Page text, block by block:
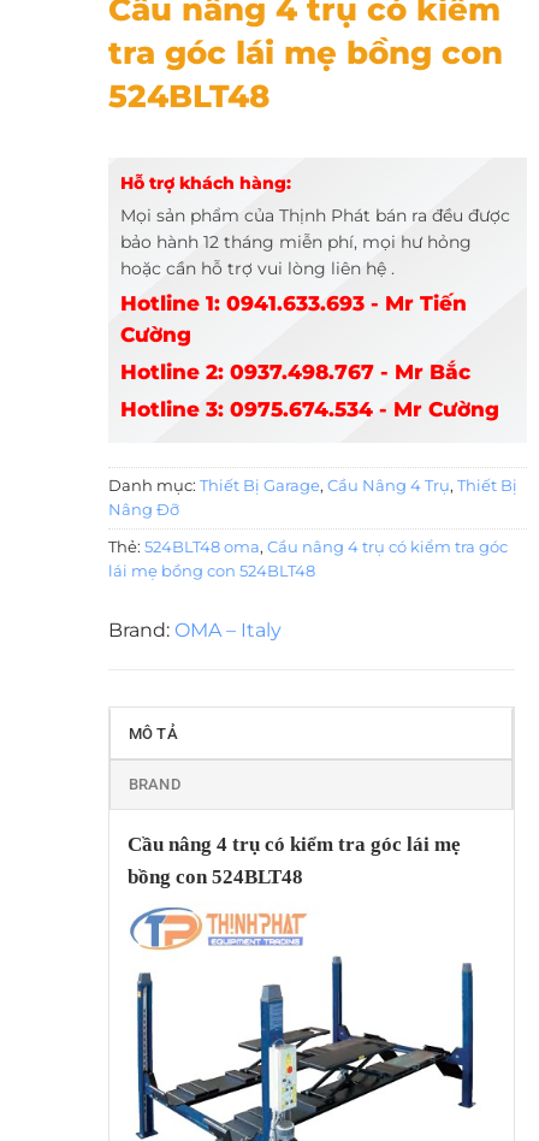
Cầu nâng 4 trụ có kiểm
tra góc lái mẹ bồng con
524BLT48
Hỗ trợ khách hàng:
Mọi sản phẩm của Thịnh Phát bán ra đều được
bảo hành 12 tháng miễn phí, mọi hư hỏng
hoặc cần hỗ trợ vui lòng liên hệ .
Hotline 1: 0941.633.693 - Mr Tiến
Cường
Hotline 2: 0937.498.767 - Mr Bắc
Hotline 3: 0975.674.534 - Mr Cường
Danh mục: Thiết Bị Garage, Cầu Nâng 4 Trụ, Thiết Bị
Nâng Đỡ
Thẻ: 524BLT48 oma, Cầu nâng 4 trụ có kiểm tra góc
lái mẹ bồng con 524BLT48
Brand: OMA – Italy
MÔ TẢ
BRAND
Cầu nâng 4 trụ có kiểm tra góc lái mẹ
bồng con 524BLT48